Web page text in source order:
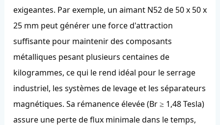
exigeantes. Par exemple, un aimant N52 de 50 x 50 x
25 mm peut générer une force d'attraction
suffisante pour maintenir des composants
métalliques pesant plusieurs centaines de
kilogrammes, ce qui le rend idéal pour le serrage
industriel, les systèmes de levage et les séparateurs
magnétiques. Sa rémanence élevée (Br ≥ 1,48 Tesla)
assure une perte de flux minimale dans le temps,